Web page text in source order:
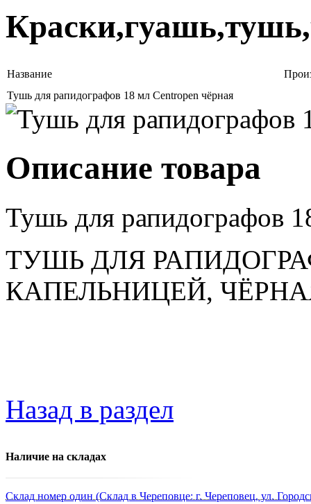
Название
Тушь для рапидографов 18 мл Centropen чёрная
Описание товара
Тушь для рапидографов
ТУШЬ ДЛЯ
КАПЕЛЬНИЦЕЙ,
Назад в раздел
Наличие на складах
Склад номер один (Склад в Череповце: г. Череповец, ул.